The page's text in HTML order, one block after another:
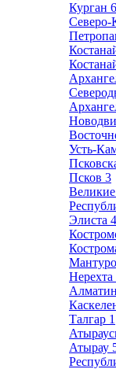
Курган 6
Северо-
Усть-
Псков 3
Элиста 4
Нерехта
Талгар 1
Атырау